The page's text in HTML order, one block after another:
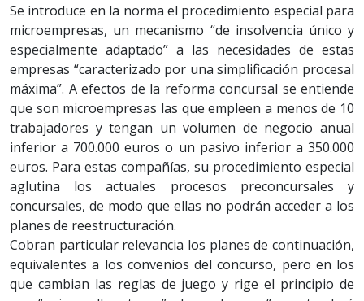
Se introduce en la norma el procedimiento especial para
microempresas, un mecanismo “de insolvencia único y
especialmente adaptado” a las necesidades de estas
empresas “caracterizado por una simplificación procesal
máxima”. A efectos de la reforma concursal se entiende
que son microempresas las que empleen a menos de 10
trabajadores y tengan un volumen de negocio anual
inferior a 700.000 euros o un pasivo inferior a 350.000
euros. Para estas compañías, su procedimiento especial
aglutina los actuales procesos preconcursales y
concursales, de modo que ellas no podrán acceder a los
planes de reestructuración.
Cobran particular relevancia los planes de continuación,
equivalentes a los convenios del concurso, pero en los
que cambian las reglas de juego y rige el principio de